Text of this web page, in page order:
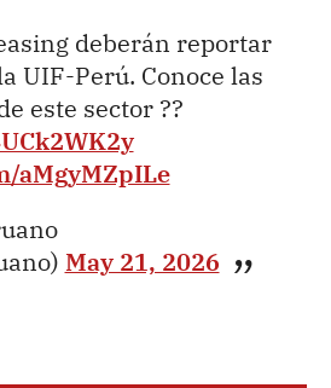
deberán reportar
UIF-Perú. Conoce las
este sector ??
aMgyMZpILe
May 21, 2026